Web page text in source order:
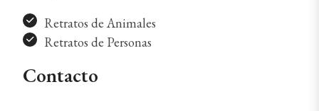
Retratos de Animales
Retratos de Personas
Contacto